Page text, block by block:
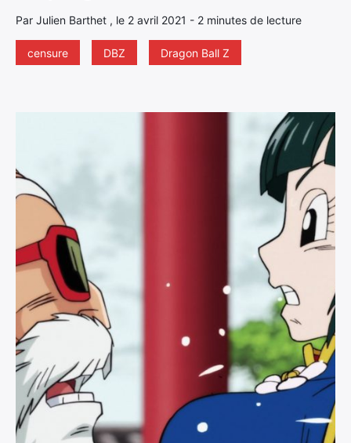
Par Julien Barthet , le 2 avril 2021 - 2 minutes de lecture
censure DBZ Dragon Ball Z